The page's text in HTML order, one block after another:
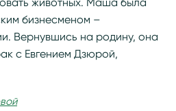
бизнесменом –
Вернувшись на родину, она
с Евгением Дзюрой,